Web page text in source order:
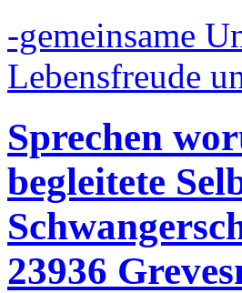
-gemeinsame
Lebensfreude
Sprechen
begleitete
23936